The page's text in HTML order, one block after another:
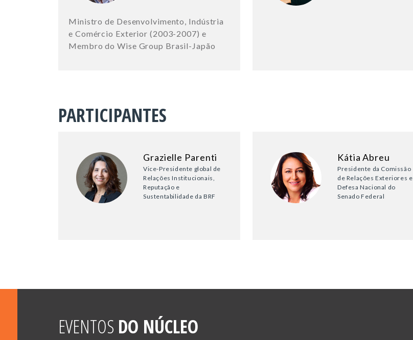
Ministro de Desenvolvimento, Indústria
e Comércio Exterior (2003-2007) e
Membro do Wise Group Brasil-Japão
PARTICIPANTES
Grazielle Parenti
Vice-Presidente global de
Relações Institucionais,
Reputação e
Sustentabilidade da BRF
Kátia Abreu
Presidente da Comissão
de Relações Exteriores e
Defesa Nacional do
Senado Federal
EVENTOS DO NÚCLEO